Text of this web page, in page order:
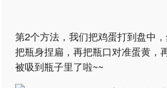
第2个方法，我们把鸡蛋打到盘中
把瓶身捏扁，再把瓶口对准蛋黄，
被吸到瓶子里了啦~~